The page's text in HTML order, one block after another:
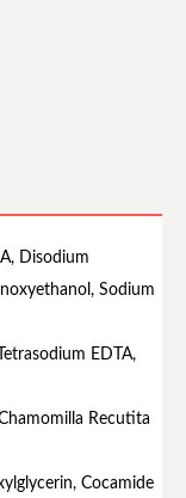
Disodium
Sodium
EDTA,
Recutita
Cocamide